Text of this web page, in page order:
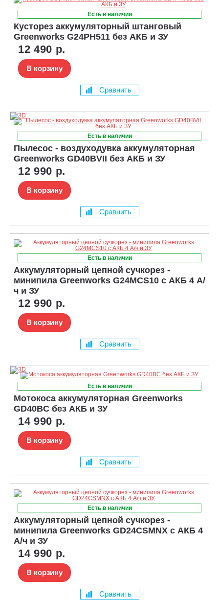
Есть в наличии
Кусторез аккумуляторный штанговый
Greenworks G24PH511 без АКБ и ЗУ
12 490 р.
В корзину
Сравнить
Есть в наличии
Пылесос - воздуходувка аккумуляторная
Greenworks GD40BVII без АКБ и ЗУ
12 990 р.
В корзину
Сравнить
Есть в наличии
Аккумуляторный цепной сучкорез -
минипила Greenworks G24MCS10 с АКБ 4 А/
ч и ЗУ
12 990 р.
В корзину
Сравнить
Есть в наличии
Мотокоса аккумуляторная Greenworks
GD40BC без АКБ и ЗУ
14 990 р.
В корзину
Сравнить
Есть в наличии
Аккумуляторный цепной сучкорез -
минипила Greenworks GD24CSMNX с АКБ 4
А/ч и ЗУ
14 990 р.
В корзину
Сравнить